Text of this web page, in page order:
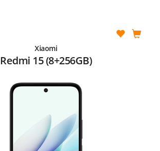
Xiaomi
Redmi 15 (8+256GB)